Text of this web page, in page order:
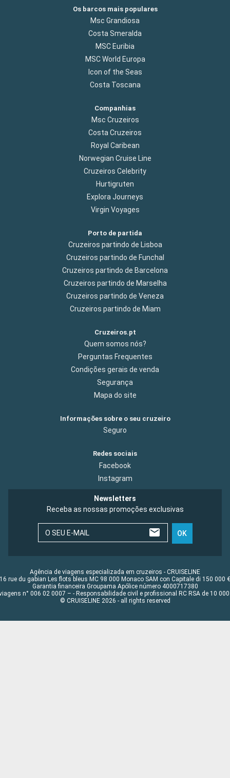
Os barcos mais populares
Msc Grandiosa
Costa Smeralda
MSC Euribia
MSC World Europa
Icon of the Seas
Costa Toscana
Companhias
Msc Cruzeiros
Costa Cruzeiros
Royal Caribean
Norwegian Cruise Line
Cruzeiros Celebrity
Hurtigruten
Explora Journeys
Virgin Voyages
Porto de partida
Cruzeiros partindo de Lisboa
Cruzeiros partindo de Funchal
Cruzeiros partindo de Barcelona
Cruzeiros partindo de Marselha
Cruzeiros partindo de Veneza
Cruzeiros partindo de Miam
Cruzeiros.pt
Quem somos nós?
Perguntas Frequentes
Condições gerais de venda
Segurança
Mapa do site
Informações sobre o seu cruzeiro
Seguro
Redes sociais
Facebook
Instagram
Newsletters
Receba as nossas promoções exclusivas
O SEU E-MAIL OK
Agência de viagens especializada em cruzeiros - CRUISELINE
16 rue du gabian Les flots bleus MC 98 000 Monaco SAM con Capitale di 150 000 €
Garantia financeira Groupama Apólice número 4000717380
n° 006 02 0007 – - Responsabilidade civil e profissional RC RSA de 10 000
© CRUISELINE 2026 - all rights reserved